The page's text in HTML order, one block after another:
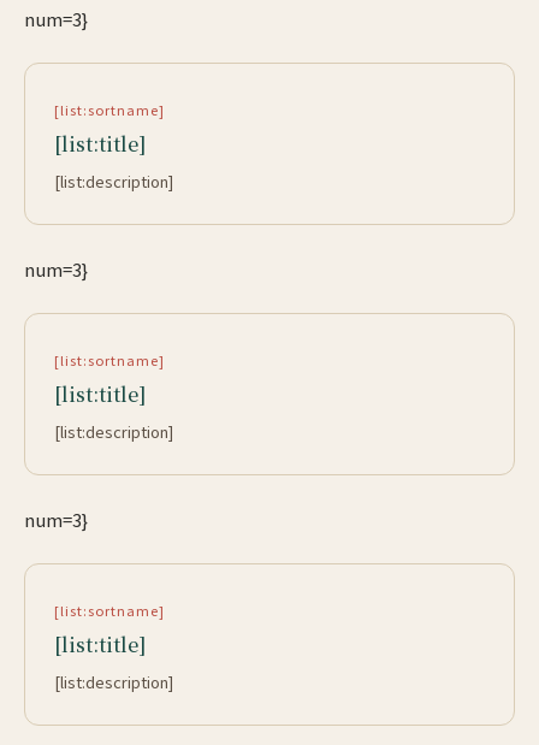
num=3}
[list:sortname]
[list:title]
[list:description]
num=3}
[list:sortname]
[list:title]
[list:description]
num=3}
[list:sortname]
[list:title]
[list:description]